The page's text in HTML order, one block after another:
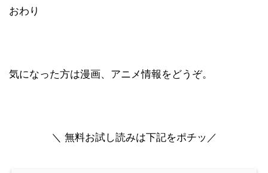
おわり
気になった方は漫画、アニメ情報をどうぞ。
＼ 無料お試し読みは下記をポチッ／